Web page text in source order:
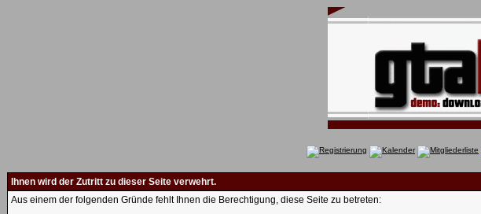
Ihnen wird der Zutritt zu dieser Seite verwehrt.
Aus einem der folgenden Gründe fehlt Ihnen die Berechtigung, diese Seite zu betreten: